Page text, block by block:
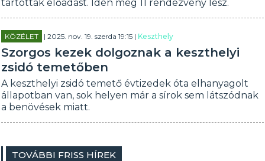
tartottak előadást. Idén még 11 rendezvény lesz.
KÖZÉLET | 2025. nov. 19. szerda 19:15 |Keszthely
Szorgos kezek dolgoznak a keszthelyi
zsidó temetőben
A keszthelyi zsidó temető évtizedek óta elhanyagolt
állapotban van, sok helyen már a sírok sem látszódnak
a benövések miatt.
TOVÁBBI FRISS HÍREK